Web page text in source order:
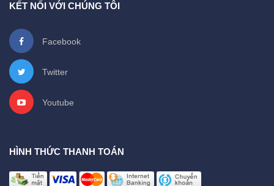
KẾT NỐI VỚI CHÚNG TÔI
Facebook
Twitter
Youtube
HÌNH THỨC THANH TOÁN